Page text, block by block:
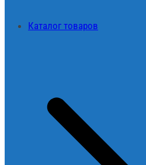
Каталог товаров